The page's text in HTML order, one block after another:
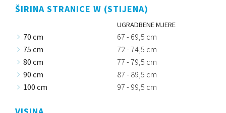
ŠIRINA STRANICE W (STIJENA)
UGRADBENE MJERE
70 cm
67 - 69,5 cm
75 cm
72 - 74,5 cm
80 cm
77 - 79,5 cm
90 cm
87 - 89,5 cm
100 cm
97 - 99,5 cm